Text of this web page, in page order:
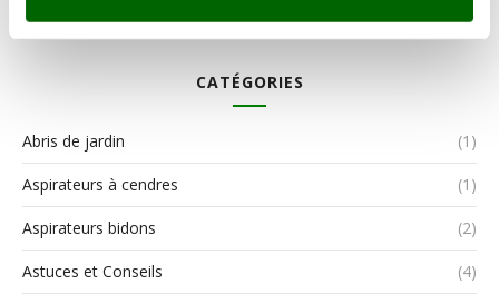
CATÉGORIES
Abris de jardin (1)
Aspirateurs à cendres (1)
Aspirateurs bidons (2)
Astuces et Conseils (4)